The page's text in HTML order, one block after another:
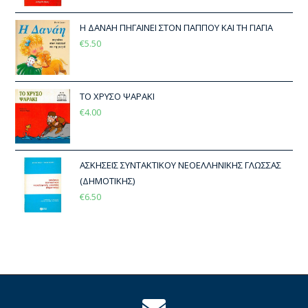
Η ΔΑΝΑΗ ΠΗΓΑΙΝΕΙ ΣΤΟΝ ΠΑΠΠΟΥ ΚΑΙ ΤΗ ΓΙΑΓΙΑ
€5.50
ΤΟ ΧΡΥΣΟ ΨΑΡΑΚΙ
€4.00
ΑΣΚΗΣΕΙΣ ΣΥΝΤΑΚΤΙΚΟΥ ΝΕΟΕΛΛΗΝΙΚΗΣ ΓΛΩΣΣΑΣ
(ΔΗΜΟΤΙΚΗΣ)
€6.50